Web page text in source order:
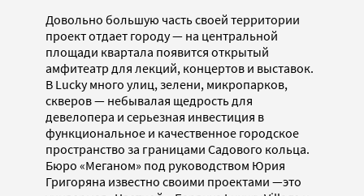
Довольно большую часть своей территории
проект отдает городу — на центральной
площади квартала появится открытый
амфитеатр для лекций, концертов и выставок.
В Lucky много улиц, зелени, микропарков,
скверов — небывалая щедрость для
девелопера и серьезная инвестиция в
функциональное и качественное городское
пространство за границами Садового кольца.
Бюро «Меганом» под руководством Юрия
Григоряна известно своими проектами —это